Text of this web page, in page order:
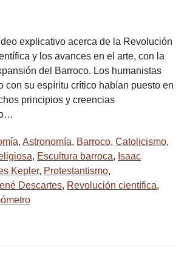
explicativo acerca de la Revolución
y los avances en el arte, con la
del Barroco. Los humanistas
con su espíritu crítico habían puesto en
principios y creencias
, Astronomía, Barroco, Catolicismo,
, Escultura barroca, Isaac
Kepler, Protestantismo,
Descartes, Revolución científica,